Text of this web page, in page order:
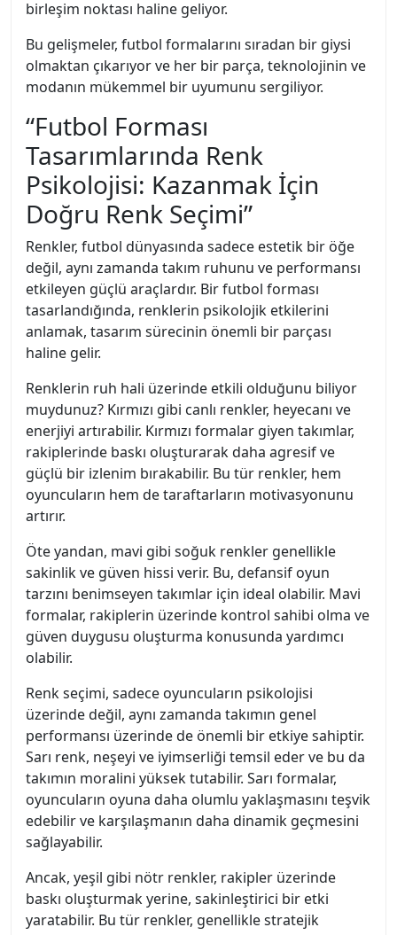
birleşim noktası haline geliyor.
Bu gelişmeler, futbol formalarını sıradan bir giysi
olmaktan çıkarıyor ve her bir parça, teknolojinin ve
modanın mükemmel bir uyumunu sergiliyor.
“Futbol Forması
Tasarımlarında Renk
Psikolojisi: Kazanmak İçin
Doğru Renk Seçimi”
Renkler, futbol dünyasında sadece estetik bir öğe
değil, aynı zamanda takım ruhunu ve performansı
etkileyen güçlü araçlardır. Bir futbol forması
tasarlandığında, renklerin psikolojik etkilerini
anlamak, tasarım sürecinin önemli bir parçası
haline gelir.
Renklerin ruh hali üzerinde etkili olduğunu biliyor
muydunuz? Kırmızı gibi canlı renkler, heyecanı ve
enerjiyi artırabilir. Kırmızı formalar giyen takımlar,
rakiplerinde baskı oluşturarak daha agresif ve
güçlü bir izlenim bırakabilir. Bu tür renkler, hem
oyuncuların hem de taraftarların motivasyonunu
artırır.
Öte yandan, mavi gibi soğuk renkler genellikle
sakinlik ve güven hissi verir. Bu, defansif oyun
tarzını benimseyen takımlar için ideal olabilir. Mavi
formalar, rakiplerin üzerinde kontrol sahibi olma ve
güven duygusu oluşturma konusunda yardımcı
olabilir.
Renk seçimi, sadece oyuncuların psikolojisi
üzerinde değil, aynı zamanda takımın genel
performansı üzerinde de önemli bir etkiye sahiptir.
Sarı renk, neşeyi ve iyimserliği temsil eder ve bu da
takımın moralini yüksek tutabilir. Sarı formalar,
oyuncuların oyuna daha olumlu yaklaşmasını teşvik
edebilir ve karşılaşmanın daha dinamik geçmesini
sağlayabilir.
Ancak, yeşil gibi nötr renkler, rakipler üzerinde
baskı oluşturmak yerine, sakinleştirici bir etki
yaratabilir. Bu tür renkler, genellikle stratejik